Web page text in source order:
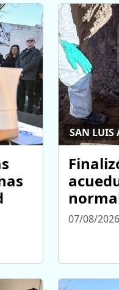
SAN LUIS
07/08/